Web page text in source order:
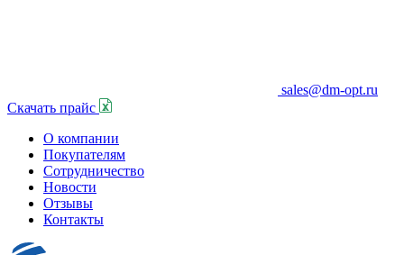
sales@dm-opt.ru
Скачать прайс
О компании
Покупателям
Сотрудничество
Новости
Отзывы
Контакты